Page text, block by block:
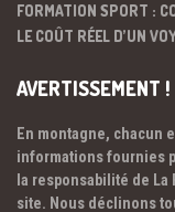
FORMATION SPORT :
LE COÛT RÉEL D’UN
AVERTISSEMENT !
En montagne, chacun
informations fournies
la responsabilité de
site. Nous déclinons